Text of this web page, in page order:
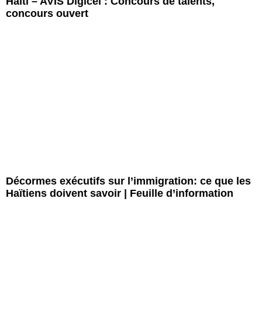
concours ouvert
Décormes exécutifs sur l’immigration: ce que les
Haïtiens doivent savoir | Feuille d’information